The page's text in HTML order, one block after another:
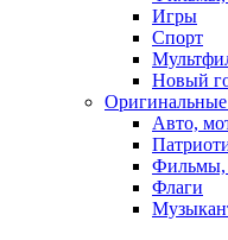
Игры
Спорт
Новый
Авто,
Фильмы,
Флаги